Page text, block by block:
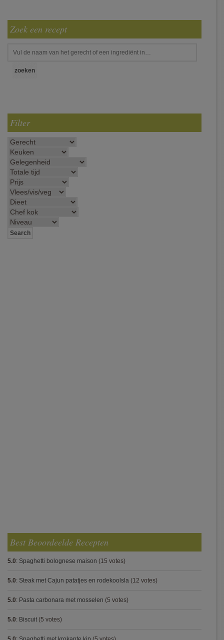
Zoek een recept
Filter
Best Beoordeelde Recepten
5.0: Spaghetti bolognese maison (15 votes)
5.0: Steak met Cajun patatjes en rodekoolsla (12 votes)
5.0: Pasta carbonara met mosselen (5 votes)
5.0: Biscuit (5 votes)